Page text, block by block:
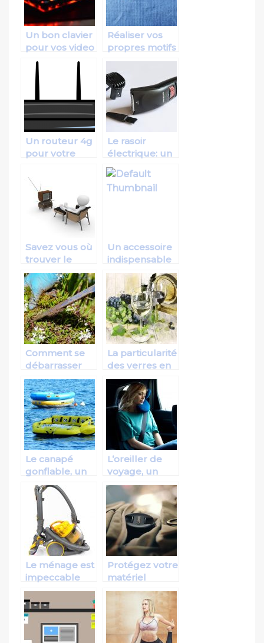
Un bon clavier
pour vos video
game
Réaliser vos
propres motifs
avec une
machine à
broder de
qualité
Un routeur 4g
pour votre
bonheur
Le rasoir
électrique: un
accessoire de
rasage unique
et
Savez vous où
trouver le
meuble-télé
de vos rêves?
Un accessoire
indispensable
pour un
meilleur
résultat
Comment se
débarrasser
des mauvaises
herbes pour
de bon (ou
presque)
La particularité
des verres en
cristal
Le canapé
gonflable, un
outil de
détente
extérieure
L’oreiller de
voyage, un
accessoire
unique pour
une nette
amélioration
de votre
sommeil
Le ménage est
impeccable
avec
l’aspirateur
professionnel
Protégez votre
matériel
photographique
dans un sac
photo